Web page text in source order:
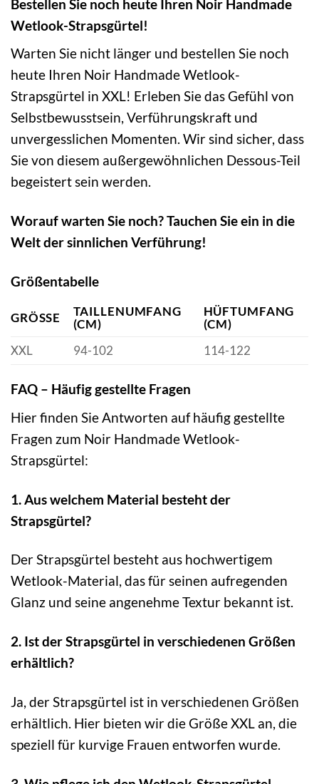
Bestellen Sie noch heute Ihren Noir Handmade
Wetlook-Strapsgürtel!
Warten Sie nicht länger und bestellen Sie noch
heute Ihren Noir Handmade Wetlook-
Strapsgürtel in XXL! Erleben Sie das Gefühl von
Selbstbewusstsein, Verführungskraft und
unvergesslichen Momenten. Wir sind sicher, dass
Sie von diesem außergewöhnlichen Dessous-Teil
begeistert sein werden.
Worauf warten Sie noch? Tauchen Sie ein in die
Welt der sinnlichen Verführung!
Größentabelle
GRÖSSE
TAILLENUMFANG
(CM)
HÜFTUMFANG
(CM)
XXL
94-102 114-122
FAQ – Häufig gestellte Fragen
Hier finden Sie Antworten auf häufig gestellte
Fragen zum Noir Handmade Wetlook-
Strapsgürtel:
1. Aus welchem Material besteht der
Strapsgürtel?
Der Strapsgürtel besteht aus hochwertigem
Wetlook-Material, das für seinen aufregenden
Glanz und seine angenehme Textur bekannt ist.
2. Ist der Strapsgürtel in verschiedenen Größen
erhältlich?
Ja, der Strapsgürtel ist in verschiedenen Größen
erhältlich. Hier bieten wir die Größe XXL an, die
speziell für kurvige Frauen entworfen wurde.